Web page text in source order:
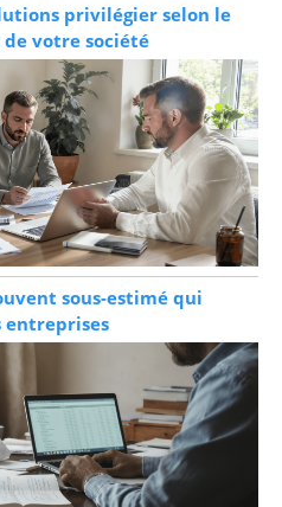
privilégier selon le
votre société
sous-estimé qui
entreprises